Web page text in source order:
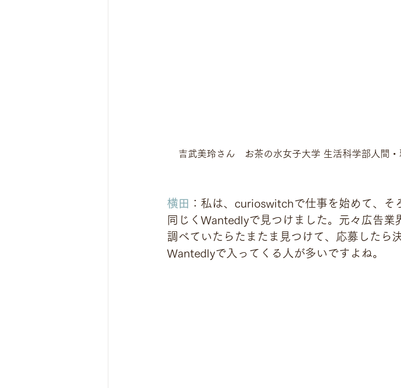
吉武美玲さん　お茶の水女子大学 生活科学部人間
横田 ：私は、curioswitchで仕事を始めて、そ
同じくWantedlyで見つけました。元々広告
調べていたらたまたま見つけて、応募したら
Wantedlyで入ってくる人が多いですよね。